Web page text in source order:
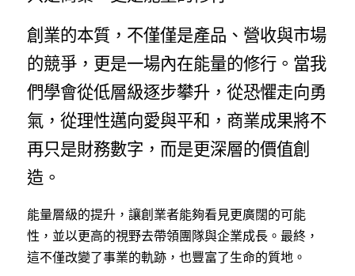
創業的本質，不僅僅是產品、營收與市場
的競爭，更是一場內在能量的修行。當我
們學會從低層級逐步攀升，從恐懼走向勇
氣，從理性邁向愛與平和，商業成果將不
再只是財務數字，而是更深層的價值創
造。
能量層級的提升，讓創業者能夠看見更廣闊的可能
性，並以更高的視野去帶領團隊與企業成長。最終，
這不僅改變了事業的軌跡，也豐富了生命的質地。